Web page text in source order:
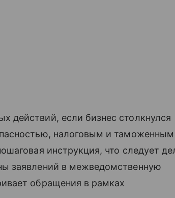
действий, если бизнес столкнулся
налоговым и таможенным
инструкция, что следует
заявлений в межведомственную
обращения в рамках